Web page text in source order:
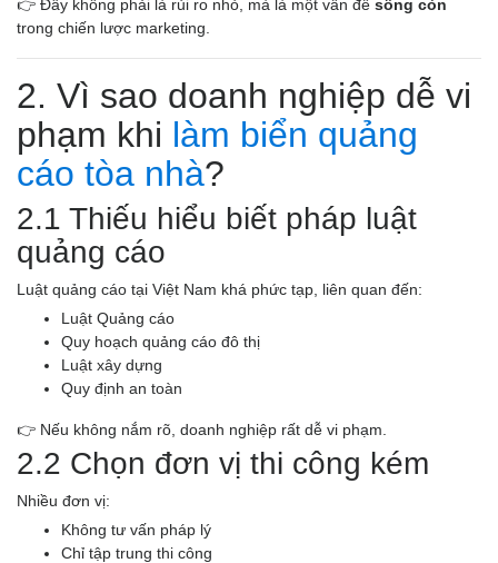
👉 Đây không phải là rủi ro nhỏ, mà là một vấn đề sống còn
trong chiến lược marketing.
2. Vì sao doanh nghiệp dễ vi
phạm khi làm biển quảng
cáo tòa nhà?
2.1 Thiếu hiểu biết pháp luật
quảng cáo
Luật quảng cáo tại Việt Nam khá phức tạp, liên quan đến:
Luật Quảng cáo
Quy hoạch quảng cáo đô thị
Luật xây dựng
Quy định an toàn
👉 Nếu không nắm rõ, doanh nghiệp rất dễ vi phạm.
2.2 Chọn đơn vị thi công kém
Nhiều đơn vị:
Không tư vấn pháp lý
Chỉ tập trung thi công